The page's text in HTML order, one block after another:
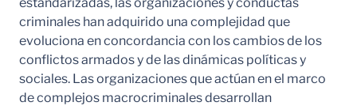
criminales han adquirido una complejidad que
evoluciona en concordancia con los cambios de los
conflictos armados y de las dinámicas políticas y
sociales. Las organizaciones que actúan en el marco
de complejos macrocriminales desarrollan